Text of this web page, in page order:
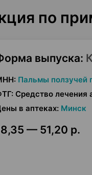
по
выпуска:
: Пальмы ползучей
: Средство лечения
в аптеках: Минск
— 51,20 р.